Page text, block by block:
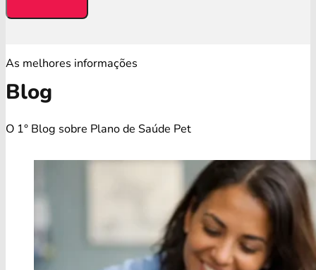
As melhores informações
Blog
O 1° Blog sobre Plano de Saúde Pet